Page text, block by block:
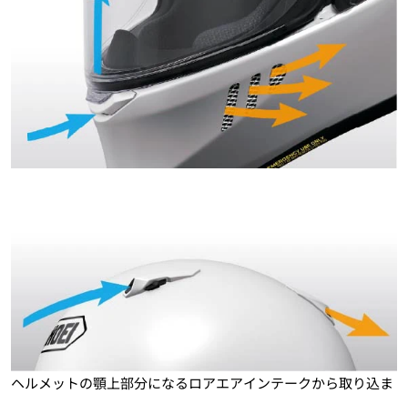
ヘルメットの顎上部分になるロアエアインテークから取り込ま